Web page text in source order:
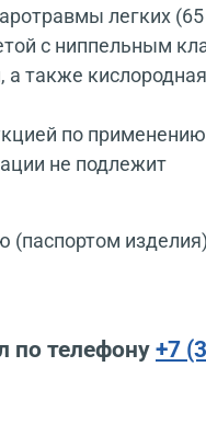
легких
с ниппельным
также
по применению
не подлежит
по телефону +7